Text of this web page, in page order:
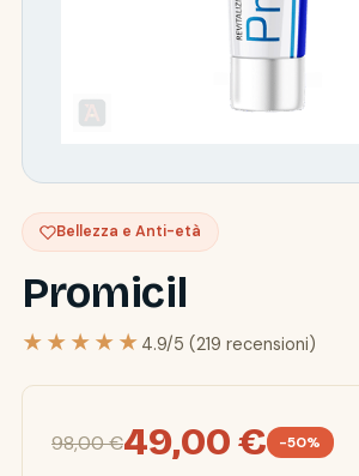
Bellezza e Anti-età
Promicil
★★★★★ 4.9/5 (219 recensioni)
98,00 €49,00 € -50%